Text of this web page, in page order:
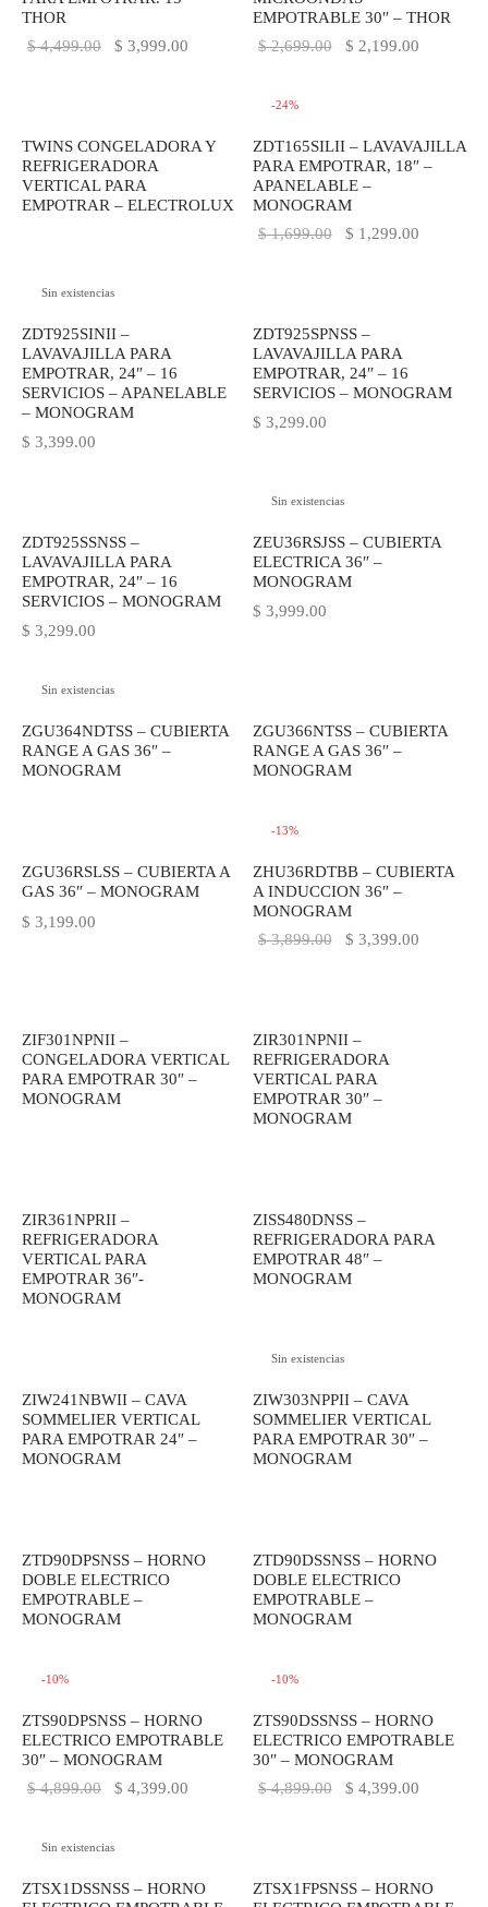
Regístrate y recibe
novedades!
Déjanos tus datos y recibe las ultimas
novedades de Kitchen Studio
THOR
$4,499.00
El precio
$ 3,999.00
EMPOTRABLE 30″ – THOR
$2,699.00
El precio
$ 2,199.00
TWINS CONGELADORA Y
REFRIGERADORA
VERTICAL PARA
EMPOTRAR – ELECTROLUX
-24%
ZDT165SILII – LAVAVAJILLA
PARA EMPOTRAR, 18″ –
APANELABLE –
MONOGRAM
$1,699.00
El precio
$ 1,299.00
Sin existencias
ZDT925SINII –
LAVAVAJILLA PARA
EMPOTRAR, 24″ – 16
SERVICIOS – APANELABLE
– MONOGRAM
$ 3,399.00
ZDT925SPNSS –
LAVAVAJILLA PARA
EMPOTRAR, 24″ – 16
SERVICIOS – MONOGRAM
$ 3,299.00
ZDT925SSNSS –
LAVAVAJILLA PARA
EMPOTRAR, 24″ – 16
SERVICIOS – MONOGRAM
$ 3,299.00
Sin existencias
ZEU36RSJSS – CUBIERTA
ELECTRICA 36″ –
MONOGRAM
$ 3,999.00
Sin existencias
ZGU364NDTSS – CUBIERTA
RANGE A GAS 36″ –
MONOGRAM
ZGU366NTSS – CUBIERTA
RANGE A GAS 36″ –
MONOGRAM
ZGU36RSLSS – CUBIERTA A
GAS 36″ – MONOGRAM
$ 3,199.00
-13%
ZHU36RDTBB – CUBIERTA
A INDUCCION 36″ –
MONOGRAM
$3,899.00
El precio
$ 3,399.00
ZIF301NPNII –
CONGELADORA VERTICAL
PARA EMPOTRAR 30″ –
MONOGRAM
ZIR301NPNII –
REFRIGERADORA
VERTICAL PARA
EMPOTRAR 30″ –
MONOGRAM
ZIR361NPRII –
REFRIGERADORA
VERTICAL PARA
EMPOTRAR 36″-
MONOGRAM
ZISS480DNSS –
REFRIGERADORA PARA
EMPOTRAR 48″ –
MONOGRAM
ZIW241NBWII – CAVA
SOMMELIER VERTICAL
PARA EMPOTRAR 24″ –
MONOGRAM
Sin existencias
ZIW303NPPII – CAVA
SOMMELIER VERTICAL
PARA EMPOTRAR 30″ –
MONOGRAM
ZTD90DPSNSS – HORNO
DOBLE ELECTRICO
EMPOTRABLE –
MONOGRAM
ZTD90DSSNSS – HORNO
DOBLE ELECTRICO
EMPOTRABLE –
MONOGRAM
-10%
ZTS90DPSNSS – HORNO
ELECTRICO EMPOTRABLE
30″ – MONOGRAM
$4,899.00
El precio
era:
$ 4,399.00
-10%
ZTS90DSSNSS – HORNO
ELECTRICO EMPOTRABLE
30″ – MONOGRAM
$4,899.00
El precio
$ 4,399.00
Sin existencias
ZTSX1DSSNSS – HORNO
ZTSX1FPSNSS – HORNO